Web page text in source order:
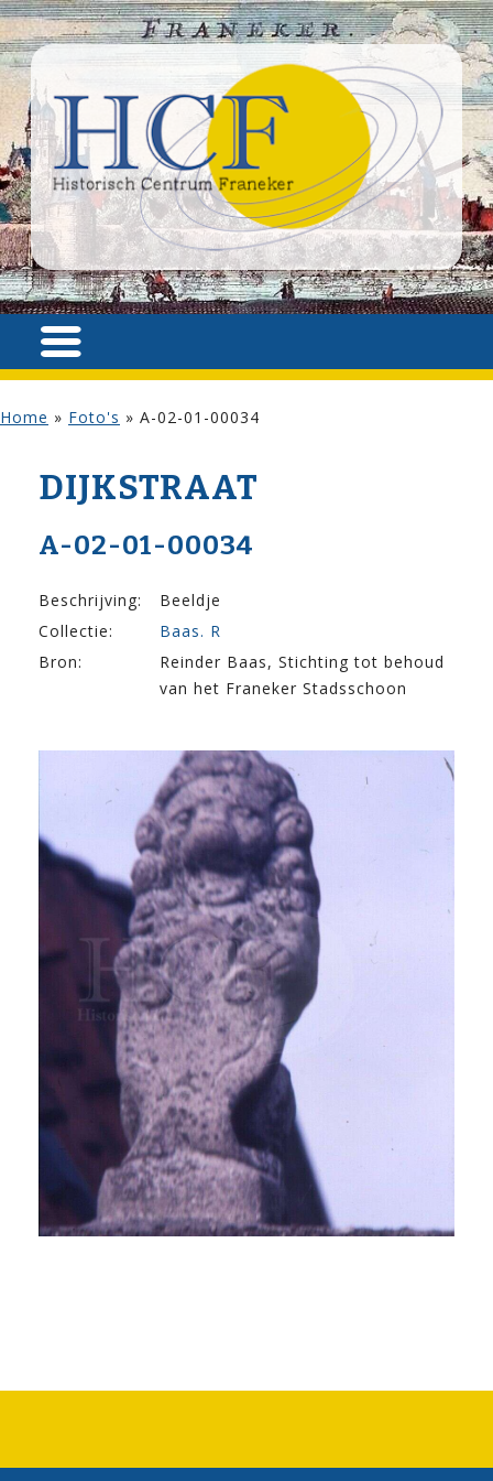
Home » Foto's » A-02-01-00034
DIJK­STRAAT
A-02-01-00034
Beschrijving:
Beeldje
Collectie:
Baas. R
Bron:
Reinder Baas, Stichting tot behoud
van het Franeker Stadsschoon